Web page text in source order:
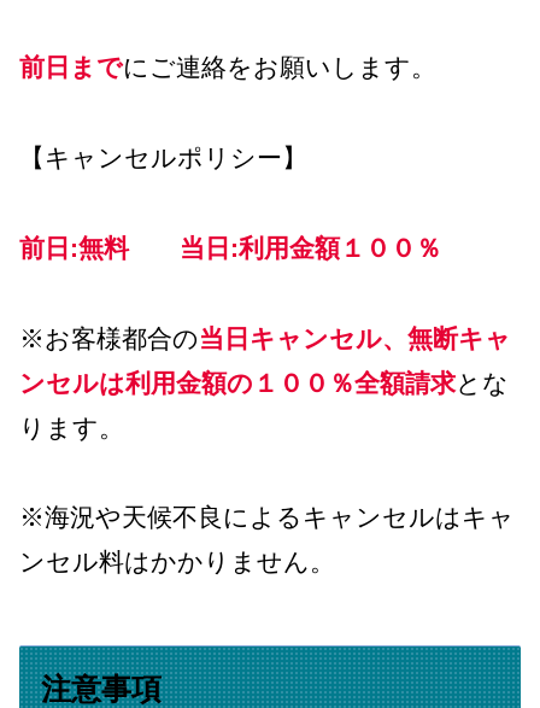
前日までにご連絡をお願いします。
【キャンセルポリシー】
前日:無料 当日:利用金額１００％
※お客様都合の当日キャンセル、無断キャ
ンセルは利用金額の１００％全額請求とな
ります。
※海況や天候不良によるキャンセルはキャ
ンセル料はかかりません。
注意事項